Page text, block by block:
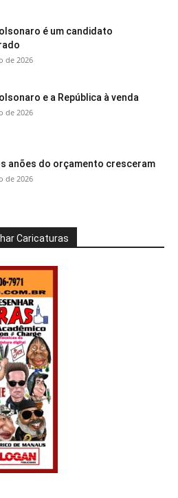
é um candidato
de 2026
e a República à venda
de 2026
anões do orçamento cresceram
de 2026
Caricaturas